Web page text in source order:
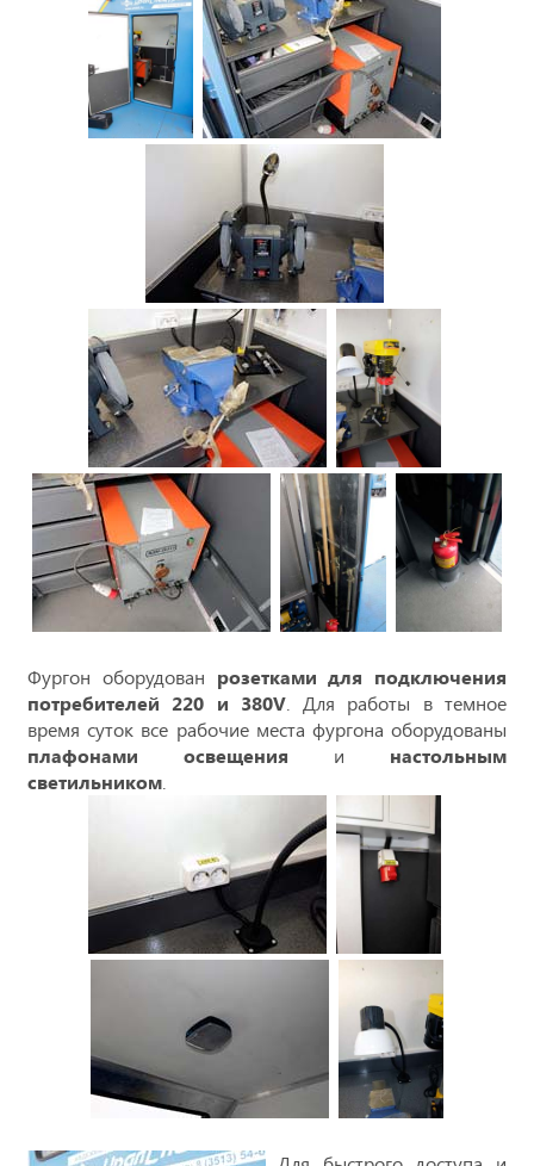
Фургон оборудован розетками для подключения
потребителей 220 и 380V . Для работы в темное
время суток все рабочие места фургона оборудованы
плафонами освещения и настольным
светильником